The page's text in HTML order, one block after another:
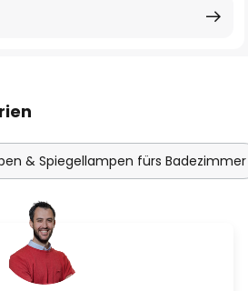
& Spiegellampen fürs Badezimmer